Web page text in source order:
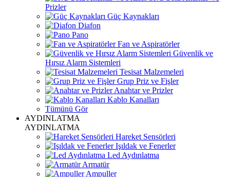
Prizler
Güç Kaynakları
Diafon
Pano
Fan ve Aspiratörler
Güvenlik ve
Hırsız Alarm Sistemleri
Tesisat Malzemeleri
Grup Priz ve Fişler
Anahtar ve Prizler
Kablo Kanalları
Tümünü Gör
AYDINLATMA
AYDINLATMA
Hareket Sensörleri
Işıldak ve Fenerler
Led Aydınlatma
Armatür
Ampuller